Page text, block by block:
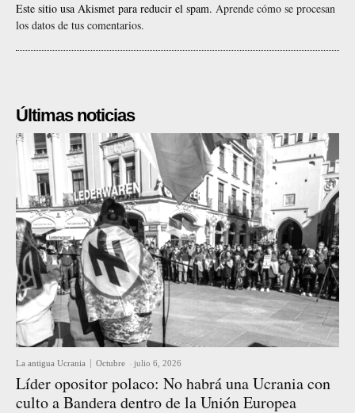
Este sitio usa Akismet para reducir el spam. Aprende cómo se procesan
los datos de tus comentarios.
Últimas noticias
La antigua Ucrania Octubre - julio 6, 2026
Líder opositor polaco: No habrá una Ucrania con
culto a Bandera dentro de la Unión Europea